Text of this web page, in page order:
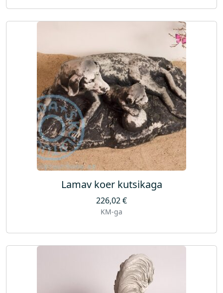
Lamav koer kutsikaga
226,02€
KM-ga